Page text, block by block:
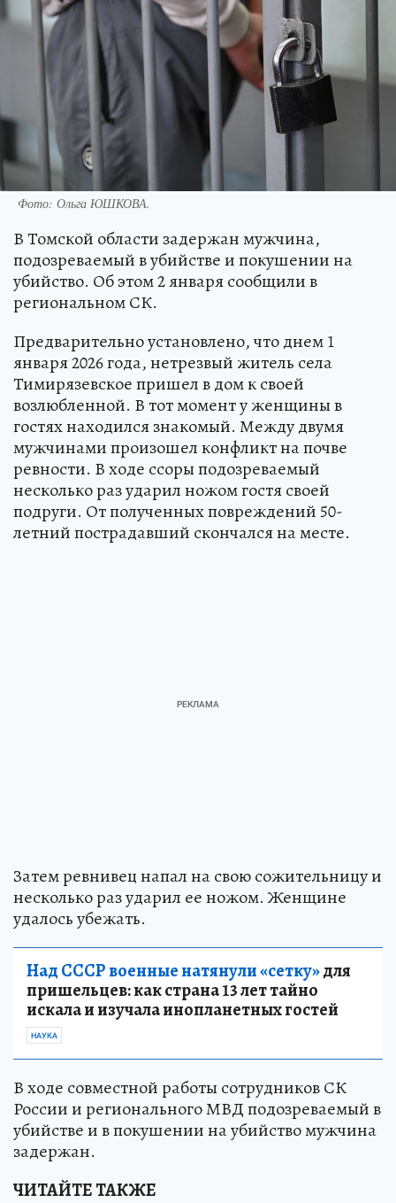
Фото: Ольга ЮШКОВА.
В Томской области задержан мужчина,
подозреваемый в убийстве и покушении на
убийство. Об этом 2 января сообщили в
региональном СК.
Предварительно установлено, что днем 1
января 2026 года, нетрезвый житель села
Тимирязевское пришел в дом к своей
возлюбленной. В тот момент у женщины в
гостях находился знакомый. Между двумя
мужчинами произошел конфликт на почве
ревности. В ходе ссоры подозреваемый
несколько раз ударил ножом гостя своей
подруги. От полученных повреждений 50-
летний пострадавший скончался на месте.
Затем ревнивец напал на свою сожительницу и
несколько раз ударил ее ножом. Женщине
удалось убежать.
Над СССР военные натянули «сетку»для
пришельцев: как страна 13 лет тайно
искала и изучала инопланетных гостей
НАУКА
В ходе совместной работы сотрудников СК
России и регионального МВД подозреваемый в
убийстве и в покушении на убийство мужчина
задержан.
ЧИТАЙТЕ ТАКЖЕ